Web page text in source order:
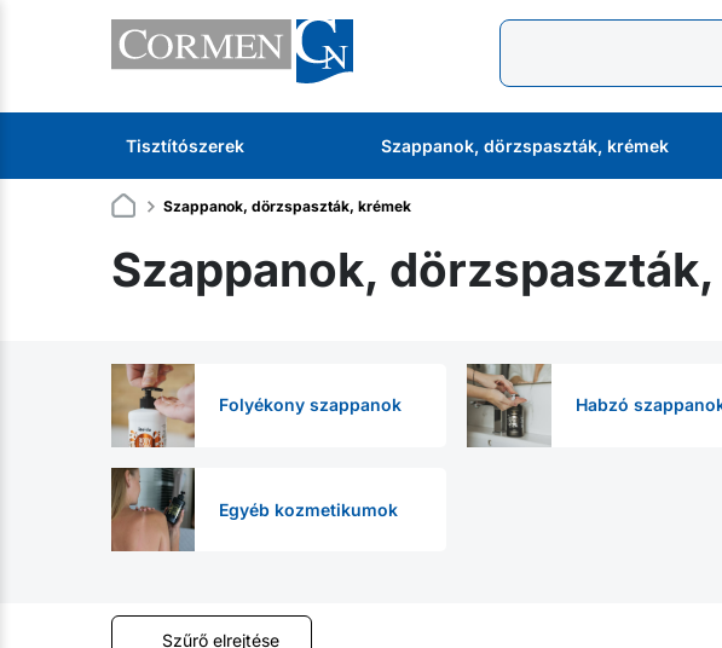
Tisztítószerek Szappanok, dörzspaszták, krémek
Szappanok, dörzspaszták, krémek
Szappanok,
Folyékony szappanok Habzó
Egyéb kozmetikumok
Szűrő elrejtése